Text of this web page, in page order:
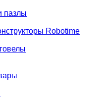
пазлы
Robotime